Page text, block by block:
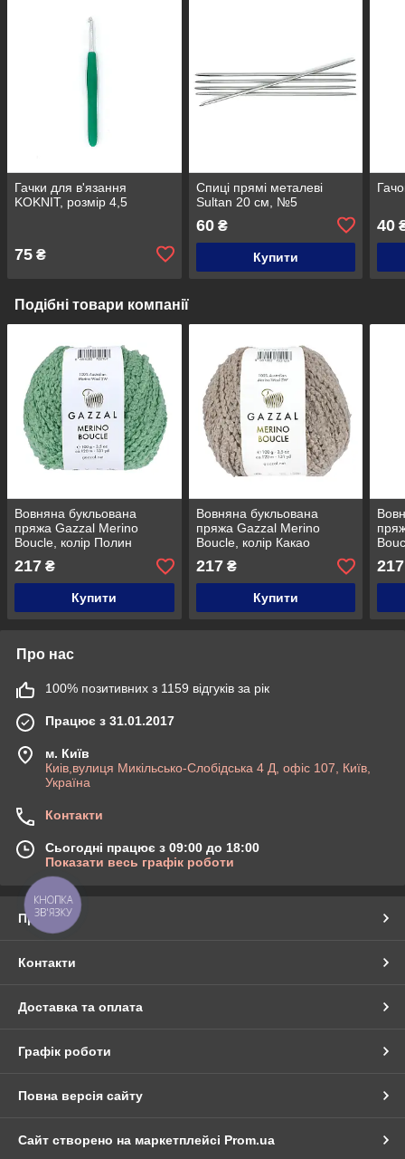
Гачки для в'язання
KOKNIT, розмір 4,5
75 ₴
Спиці прямі металеві
Sultan 20 см, №5
60₴
Купити
40
Подібні товари компанії
Вовняна букльована
пряжа Gazzal Merino
Boucle, колір Полин
217 ₴
Купити
Вовняна букльована
пряжа Gazzal Merino
Boucle, колір Какао
217₴
Купити
217
Про нас
100% позитивних з 1159 відгуків за рік
Працює з 31.01.2017
м. Київ
Киів,вулиця Микільсько-Слобідська 4 Д, офіс 107, Київ,
Україна
Контакти
Сьогодні працює з 09:00 до 18:00
Показати весь графік роботи
Про нас
Контакти
Доставка та оплата
Графік роботи
Повна версія сайту
Сайт створено на маркетплейсі Prom.ua
КНОПКА
ЗВ'ЯЗКУ